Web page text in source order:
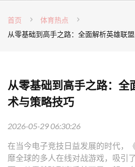
首页
体育热点
从零基础到高手之路：全面解析英雄联
从零基础到高手之路：全
术与策略技巧
2026-05-29 06:30:26
在当今电子竞技日益发展的时代，
靡全球的多人在线对战游戏，吸引